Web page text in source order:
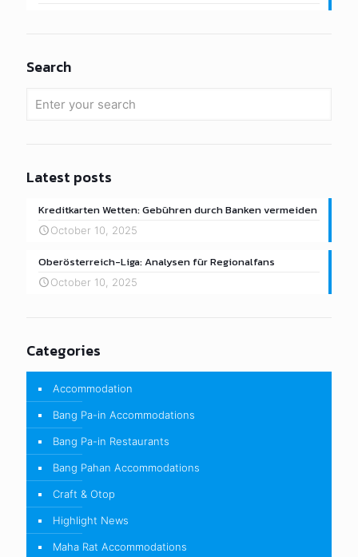
Search
Latest posts
Kreditkarten Wetten: Gebühren durch Banken vermeiden
October 10, 2025
Oberösterreich-Liga: Analysen für Regionalfans
October 10, 2025
Categories
Accommodation
Bang Pa-in Accommodations
Bang Pa-in Restaurants
Bang Pahan Accommodations
Craft & Otop
Highlight News
Maha Rat Accommodations